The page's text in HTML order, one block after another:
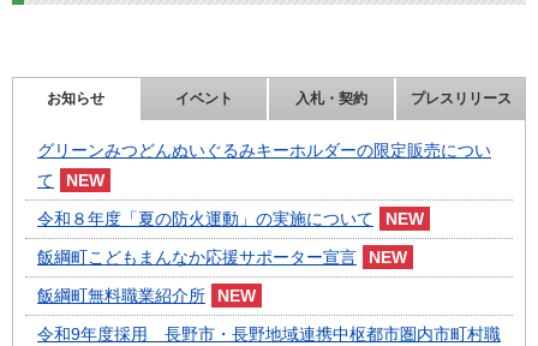
お知らせ イベント 入札・契約 プレスリリース
グリーンみつどんぬいぐるみキーホルダーの限定販売につい
て
令和８年度「夏の防火運動」の実施について
飯綱町こどもまんなか応援サポーター宣言
飯綱町無料職業紹介所
令和9年度採用 長野市・長野地域連携中枢都市圏内市町村職